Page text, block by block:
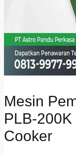
Mesin
PLB-
Cooker